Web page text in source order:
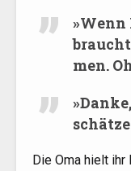
»Wenn
men.
»
Die Oma hielt ihr